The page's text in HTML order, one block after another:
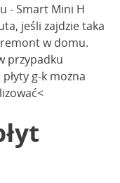
- Smart Mini H
jeśli zajdzie taka
w domu.
przypadku
g-k można